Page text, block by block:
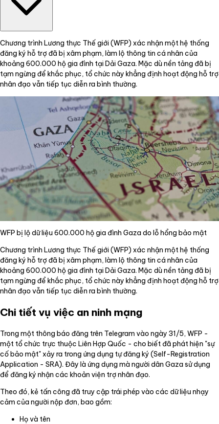
Chương trình Lương thực Thế giới (WFP) xác nhận một hệ thống
đăng ký hỗ trợ đã bị xâm phạm, làm lộ thông tin cá nhân của
khoảng 600.000 hộ gia đình tại Dải Gaza. Mặc dù nền tảng đã bị
tạm ngừng để khắc phục, tổ chức này khẳng định hoạt động hỗ trợ
nhân đạo vẫn tiếp tục diễn ra bình thường.
WFP bị lộ dữ liệu 600.000 hộ gia đình Gaza do lỗ hổng bảo mật
Chương trình Lương thực Thế giới (WFP) xác nhận một hệ thống
đăng ký hỗ trợ đã bị xâm phạm, làm lộ thông tin cá nhân của
khoảng 600.000 hộ gia đình tại Dải Gaza. Mặc dù nền tảng đã bị
tạm ngừng để khắc phục, tổ chức này khẳng định hoạt động hỗ trợ
nhân đạo vẫn tiếp tục diễn ra bình thường.
Chi tiết vụ việc an ninh mạng
Trong một thông báo đăng trên Telegram vào ngày 31/5, WFP -
một tổ chức trực thuộc Liên Hợp Quốc - cho biết đã phát hiện "sự
cố bảo mật" xảy ra trong ứng dụng tự đăng ký (Self-Registration
Application - SRA). Đây là ứng dụng mà người dân Gaza sử dụng
để đăng ký nhận các khoản viện trợ nhân đạo.
Theo đó, kẻ tấn công đã truy cập trái phép vào các dữ liệu nhạy
cảm của người nộp đơn, bao gồm:
Họ và tên